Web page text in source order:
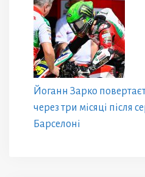
Йоганн Зарко
через три місяці після
Барселоні